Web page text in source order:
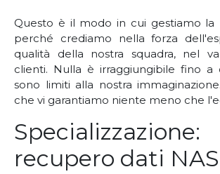
Questo è il modo in cui gestiamo la
perché crediamo nella forza
qualità della nostra squadra, nel
clienti. Nulla è irraggiungibile fino a
sono limiti alla nostra
che vi garantiamo niente meno che
Specializzazione:
recupero dati